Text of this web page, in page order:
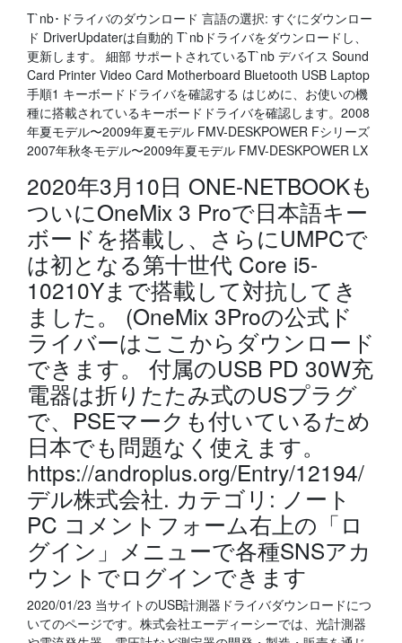
T`nb･ドライバのダウンロード 言語の選択: すぐにダウンロー
ド DriverUpdaterは自動的 T`nbドライバをダウンロードし、
更新します。 細部 サポートされているT`nb デバイス Sound
Card Printer Video Card Motherboard Bluetooth USB Laptop
手順1 キーボードドライバを確認する はじめに、お使いの機
種に搭載されているキーボードドライバを確認します。2008
年夏モデル〜2009年夏モデル FMV-DESKPOWER Fシリーズ
2007年秋冬モデル〜2009年夏モデル FMV-DESKPOWER LX
2020年3月10日 ONE-NETBOOKも
ついにOneMix 3 Proで日本語キー
ボードを搭載し、さらにUMPCで
は初となる第十世代 Core i5-
10210Yまで搭載して対抗してき
ました。 (OneMix 3Proの公式ド
ライバーはここからダウンロード
できます。 付属のUSB PD 30W充
電器は折りたたみ式のUSプラグ
で、PSEマークも付いているため
日本でも問題なく使えます。
https://androplus.org/Entry/12194/
デル株式会社. カテゴリ: ノート
PC コメントフォーム右上の「ロ
グイン」メニューで各種SNSアカ
ウントでログインできます
2020/01/23 当サイトのUSB計測器ドライバダウンロードにつ
いてのページです。株式会社エーディーシーでは、光計測器